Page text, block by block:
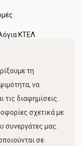
ΚΤΕΛ
Λιμένοςτη
να
διαφημίσεις.
σχετικά με
συνεργάτες μας.
σε